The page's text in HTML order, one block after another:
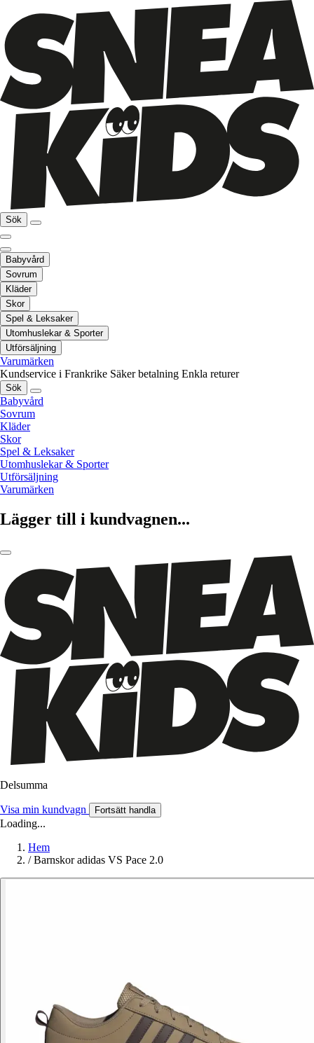
Sök
Babyvård
Sovrum
Kläder
Skor
Spel & Leksaker
Utomhuslekar & Sporter
Utförsäljning
Varumärken
Kundservice i Frankrike Säker betalning Enkla returer
Sök
Babyvård
Sovrum
Kläder
Skor
Spel & Leksaker
Utomhuslekar & Sporter
Utförsäljning
Varumärken
Lägger till i kundvagnen...
Delsumma
Visa min kundvagn Fortsätt handla
Loading...
Hem
/ Barnskor adidas VS Pace 2.0